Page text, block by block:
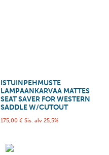
ISTUINPEHMUSTE
LAMPAANKARVAA MATTES
SEAT SAVER FOR WESTERN
SADDLE W/CUTOUT
175,00 € Sis. alv 25,5%